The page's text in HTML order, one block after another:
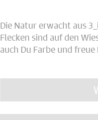
Die Natur erwacht aus
Flecken sind auf den
auch Du Farbe und